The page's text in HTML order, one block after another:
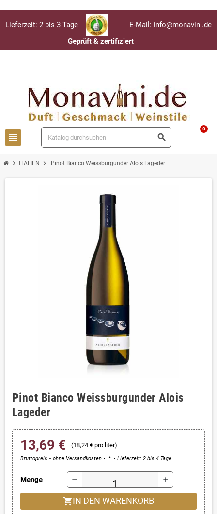
Lieferzeit: 2 bis 3 Tage
E-Mail: info@monavini.de
Geprüft & zertifiziert
view_headline search
personAnmelden 0
chevron_right ITALIEN chevron_right Pinot Bianco Weissburgunder Alois Lageder
Pinot Bianco Weissburgunder Alois
Lageder
13,69 € (18,24 € pro liter)
Bruttopreis ohne Versandkosten * Lieferzeit: 2 bis 4 Tage
Menge remove add
shopping_cart IN DEN WARENKORB